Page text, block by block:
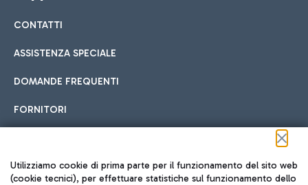
Cucina Internazionale
Hotel in aeroporto
Scegli l'alloggio più adatto e approfitta della vicinanza
all'aeroporto.
Car sharing
Con il Car Sharing è ancora più facile spostarsi
CONTATTI
ASSISTENZA SPECIALE
DOMANDE FREQUENTI
FORNITORI
Seguici sui social
Utilizziamo cookie di prima parte per il funzionamento del sito web
(cookie tecnici), per effettuare statistiche sul funzionamento dello